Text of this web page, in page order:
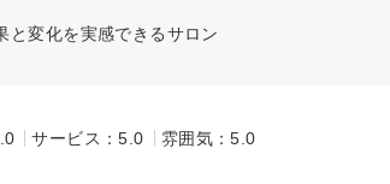
と変化を実感できるサロン
サービス：5.0
雰囲気：5.0